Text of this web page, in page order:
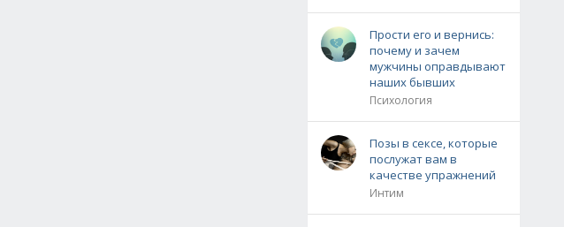
Прости его и вернись:
почему и зачем
мужчины оправдывают
наших бывших
Психология
Позы в сексе, которые
послужат вам в
качестве упражнений
Интим